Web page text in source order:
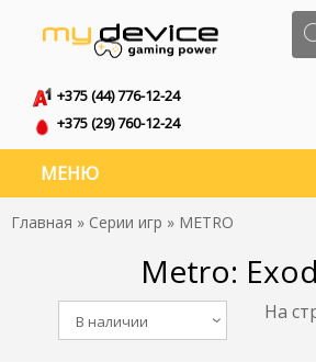
+375 (44) 776-12-24
+375 (29) 760-12-24
МЕНЮ
Главная » Серии игр » METRO
Metro:
На
В наличии